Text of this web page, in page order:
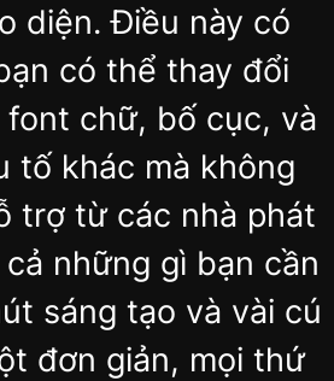
diện. Điều này có
có thể thay đổi
font chữ, bố cục, và
tố khác mà không
trợ từ các nhà phát
những gì bạn cần
sáng tạo và vài cú
đơn giản, mọi thứ